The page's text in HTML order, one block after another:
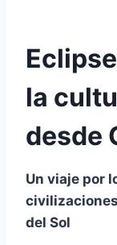
la
desde
Un viaje por
del Sol